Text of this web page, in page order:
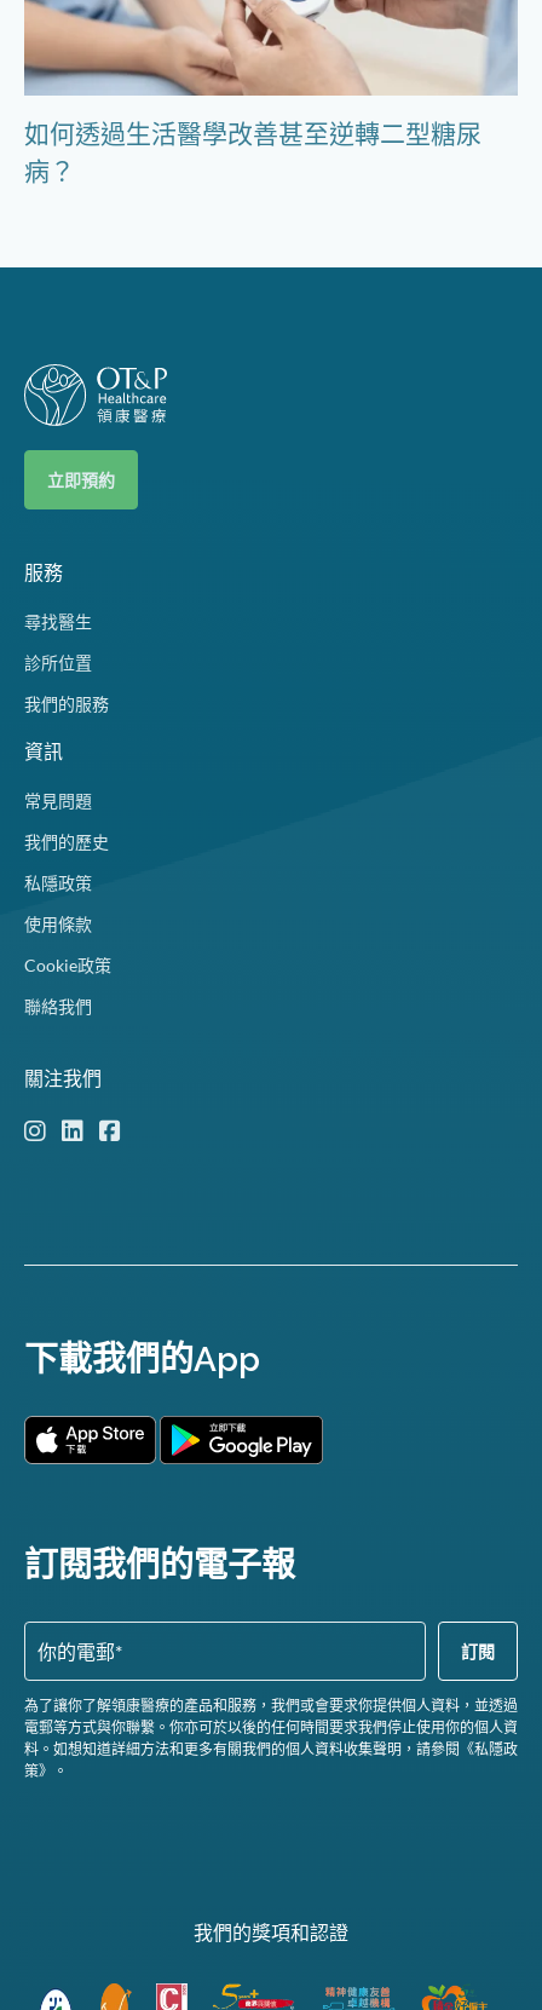
如何透過生活醫學改善甚至逆轉二型糖尿
病？
立即預約
服務
尋找醫生
診所位置
我們的服務
資訊
常見問題
我們的歷史
私隱政策
使用條款
Cookie政策
聯絡我們
關注我們
下載我們的App
訂閱我們的電子報
為了讓你了解領康醫療的產品和服務，我們或會要求你提供個人資料，並透過
電郵等方式與你聯繫。你亦可於以後的任何時間要求我們停止使用你的個人資
料。如想知道詳細方法和更多有關我們的個人資料收集聲明，請參閱《私隱政
策》。
我們的獎項和認證